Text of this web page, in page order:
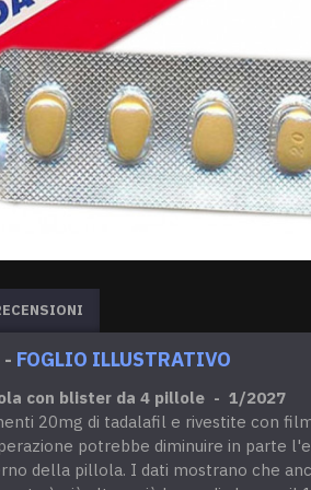
- FOGLIO ILLUSTRATIVO
con blister da 4 pillole - 1/2027
20mg di tadalafil e rivestite con
potrebbe diminuire in parte
della pillola. I dati mostrano che